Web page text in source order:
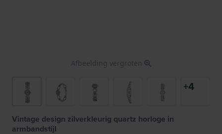
Afbeelding vergroten
+4
Vintage design zilverkleurig quartz horloge in
armbandstijl